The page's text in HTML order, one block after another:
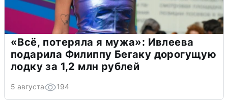
«Всё, потеряла я мужа»: Ивлеева
подарила Филиппу Бегаку дорогущую
лодку за 1,2 млн рублей
5 августа 194